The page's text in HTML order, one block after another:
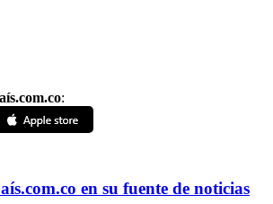
:
.com.co en su fuente de noticias